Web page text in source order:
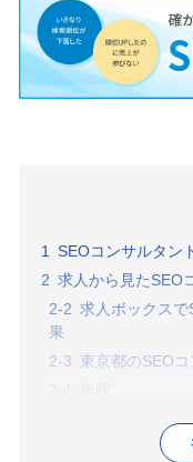
SEOコンサルタン
求人から見たSEO
求人ボックス
果
東京都のSEO
SEOコンサルタン